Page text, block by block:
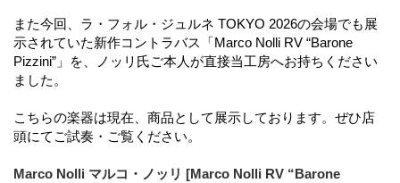
また今回、ラ・フォル・ジュルネ TOKYO 2026の会場でも展
示されていた新作コントラバス「Marco Nolli RV “Barone
Pizzini”」を、ノッリ氏ご本人が直接当工房へお持ちください
ました。
こちらの楽器は現在、商品として展示しております。ぜひ店
頭にてご試奏・ご覧ください。
Marco Nolli マルコ・ノッリ [Marco Nolli RV “Barone